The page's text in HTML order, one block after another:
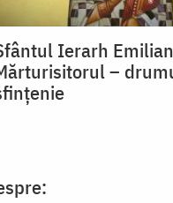
Ierarh Emilian
–